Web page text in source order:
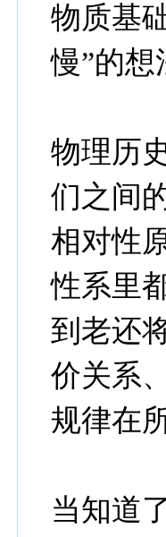
物质基
慢”的想
物理历
们之间
相对性
性系里
到老还
价关系
规律在
当知道